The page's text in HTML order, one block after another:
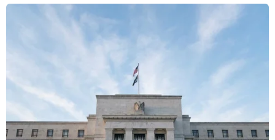
phát triển
04/08/2026 02:28
Giá vàng trong nước giảm, SJC giao
dịch xuống ngưỡng 140 triệu đồng
04/08/2026 02:22